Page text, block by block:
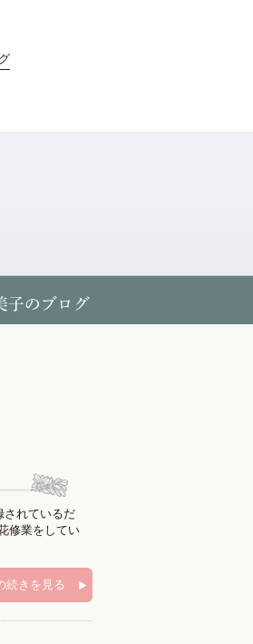
れているだ
修業をしてい
続きを見る